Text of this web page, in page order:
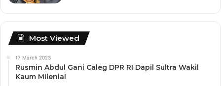
Most Viewed
17 March 2023
Rusmin Abdul Gani Caleg DPR RI Dapil Sultra Wakil
Kaum Milenial